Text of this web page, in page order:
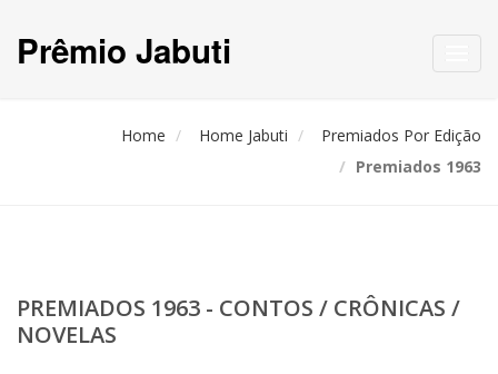
Prêmio Jabuti
Home Home Jabuti
Premiados Por Edição
Premiados 1963
PREMIADOS 1963 - CONTOS / CRÔNICAS /
NOVELAS